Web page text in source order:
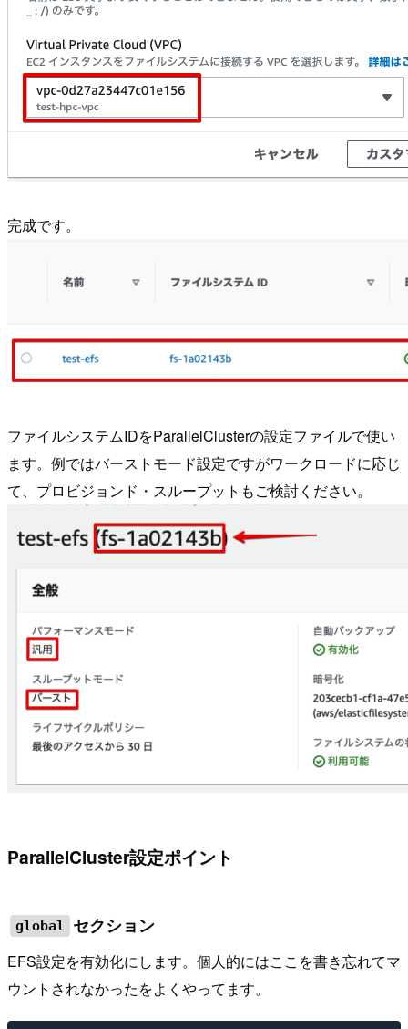
完成です。
ファイルシステムIDをParallelClusterの設定ファイルで使い
ます。例ではバーストモード設定ですがワークロードに応じ
て、プロビジョンド・スループットもご検討ください。
ParallelCluster設定ポイント
global セクション
EFS設定を有効化にします。個人的にはここを書き忘れてマ
ウントされなかったをよくやってます。